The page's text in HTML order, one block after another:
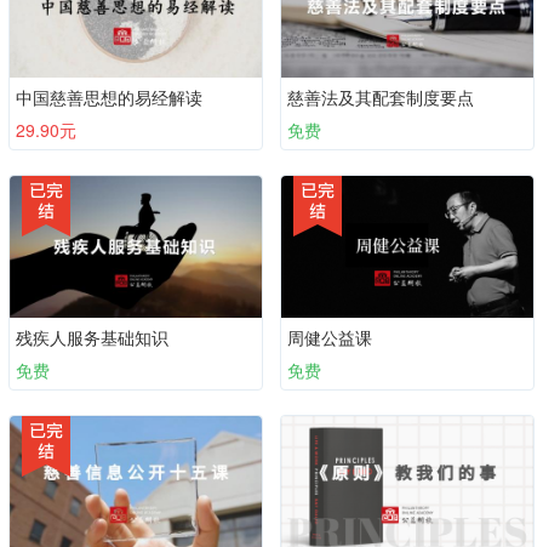
中国慈善思想的易经解读
29.90元
慈善法及其配套制度要点
免费
残疾人服务基础知识
免费
周健公益课
免费